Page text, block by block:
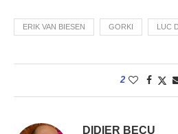
ERIK VAN BIESEN GORKI LUC
2
DIDIER BECU